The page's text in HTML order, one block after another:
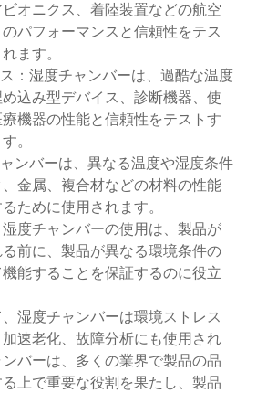
オニクス、着陸装置などの航空
パフォーマンスと信頼性をテス
ます。
：湿度チャンバーは、過酷な温度
込み型デバイス、診断機器、使
機器の性能と信頼性をテストす
。
ンバーは、異なる温度や湿度条件
金属、複合材などの材料の性能
ために使用されます。
度チャンバーの使用は、製品が
前に、製品が異なる環境条件の
能することを保証するのに役立
湿度チャンバーは環境ストレス
速老化、故障分析にも使用され
バーは、多くの業界で製品の品
上で重要な役割を果たし、製品